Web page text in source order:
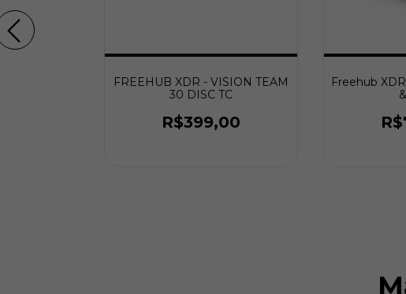
FREEHUB XDR - VISION TEAM
30 DISC TC
R$399,00
Freehub